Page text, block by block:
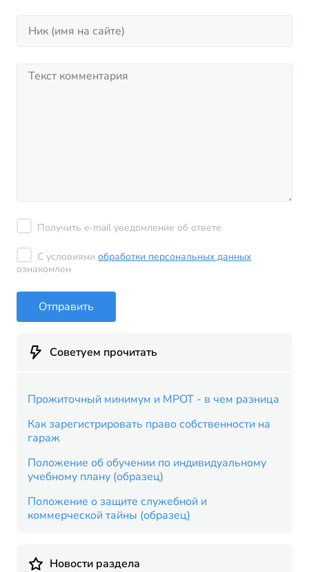
Получить e-mail уведомление об ответе
С условиями обработки персональных данных
ознакомлен
Отправить
Советуем прочитать
Прожиточный минимум и МРОТ - в чем разница
Как зарегистрировать право собственности на
гараж
Положение об обучении по индивидуальному
учебному плану (образец)
Положение о защите служебной и
коммерческой тайны (образец)
Новости раздела